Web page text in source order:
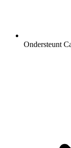
Ondersteunt